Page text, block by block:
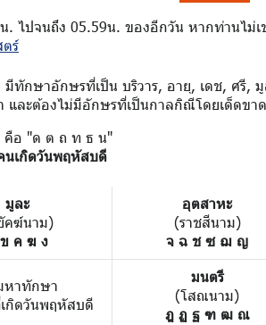
. ไปจนถึง 05.59น. ของอีกวัน หากท่านไ
ร์
ทักษาอักษรที่เป็น บริวาร, อายุ, เดช, ศรี, มู
และต้องไม่มีอักษรที่เป็นกาลกิณีโดยเด็ดขาด
คือ "ด ต ถ ท ธ น"
เกิดวันพฤหัสบดี
มูละ
คฆ์นาม)
ค ฆ ง
อุตสาหะ
(ราชสีนาม)
จ ฉ ช ซ ฌ ญ
หาทักษา
กิดวันพฤหัสบดี
มนตรี
(โสณนาม)
ฎ ฏ ฐ ฑ ฒ ณ